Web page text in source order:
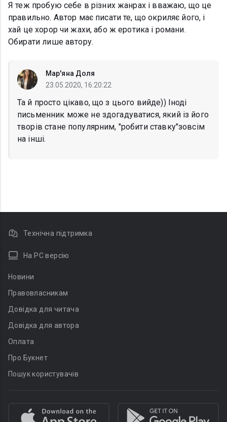
Я теж пробую себе в різних жанрах і вважаю, що це
правильно. Автор має писати те, що окриляє його, і
хай це хорор чи жахи, або ж еротика і романи.
Обирати лише автору.
Мар'яна Доля
23.05.2020, 16:20:22
Та й просто цікаво, що з цього вийде)) Іноді
письменник може не здогадуватися, який із його
творів стане популярним, "робити ставку"зовсім
на інші.
Технічна підтримка
На PC версію
Новини
Правовласникам
Довідка для читача
Довідка для автора
Оплата
Про Букнет
Пошук користувачів